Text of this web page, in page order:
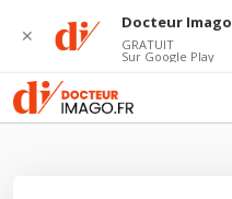
✕
Docteur Imago
GRATUIT
Sur Google Play